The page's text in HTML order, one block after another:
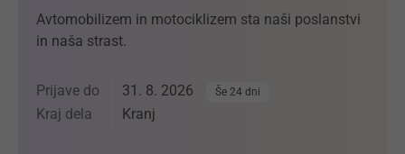
Avtomobilizem in motociklizem sta naši poslanstvi
in naša strast.
Prijave do 31. 8. 2026 Še 24 dni
Kraj dela Kranj